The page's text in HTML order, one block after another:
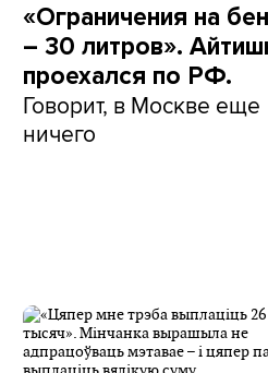
«Ограничения на
– 30 литров».
проехался по РФ.
Говорит, в Москве еще
ничего